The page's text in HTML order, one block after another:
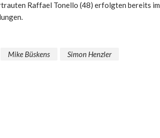
Raffael Tonello (48) erfolgten bereits im
Mike Büskens Simon Henzler